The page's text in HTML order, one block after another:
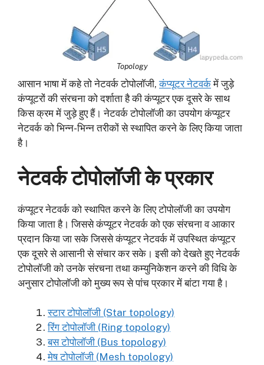
Topology
आसान भाषा में कहे तो नेटवर्क टोपोलॉजी,कंप्यूटर नेटवर्कमें जुड़े
कंप्यूटरों की संरचना को दर्शाता है की कंप्यूटर एक दूसरे के साथ
किस क्रम में जुड़े हुए हैं। नेटवर्क टोपोलॉजी का उपयोग कंप्यूटर
नेटवर्क को भिन्न-भिन्न तरीकों से स्थापित करने के लिए किया जाता
है।
नेटवर्क टोपोलॉजी के प्रकार
कंप्यूटर नेटवर्क को स्थापित करने के लिए टोपोलॉजी का उपयोग
किया जाता है। जिससे कंप्यूटर नेटवर्क को एक संरचना व आकार
प्रदान किया जा सके जिससे कंप्यूटर नेटवर्क में उपस्थित कंप्यूटर
एक दूसरे से आसानी से संचार कर सके। इसी को देखते हुए नेटवर्क
टोपोलॉजी को उनके संरचना तथा कम्युनिकेशन करने की विधि के
अनुसार टोपोलॉजी को मुख्य रूप से पांच प्रकार में बांटा गया है।
स्टार टोपोलॉजी (Star topology)
रिंग टोपोलॉजी (Ring topology)
बस टोपोलॉजी (Bus topology)
मेष टोपोलॉजी (Mesh topology)